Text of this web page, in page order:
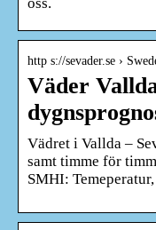
http s://sevader.se ›
Väder
Vädret i Vallda –
samt timme för
SMHI: